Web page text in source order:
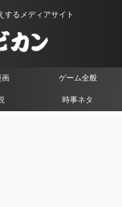
するメディアサイト
画 ゲーム全般
時事ネタ